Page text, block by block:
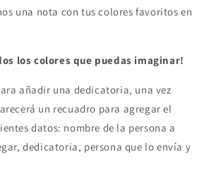
una nota con tus colores favoritos en
los colores que puedas imaginar!
añadir una dedicatoria, una vez
un recuadro para agregar el
datos: nombre de la persona a
dedicatoria, persona que lo envía y